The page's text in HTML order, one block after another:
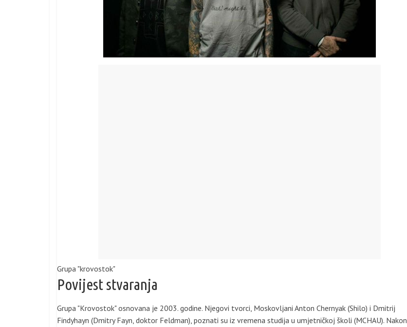
Grupa "krovostok"
Povijest stvaranja
Grupa "Krovostok" osnovana je 2003. godine. Njegovi tvorci, Moskovljani Anton Chernyak (Shilo) i Dmitrij
Findyhayn (Dmitry Fayn, doktor Feldman), poznati su iz vremena studija u umjetničkoj školi (MCHAU). Nakon